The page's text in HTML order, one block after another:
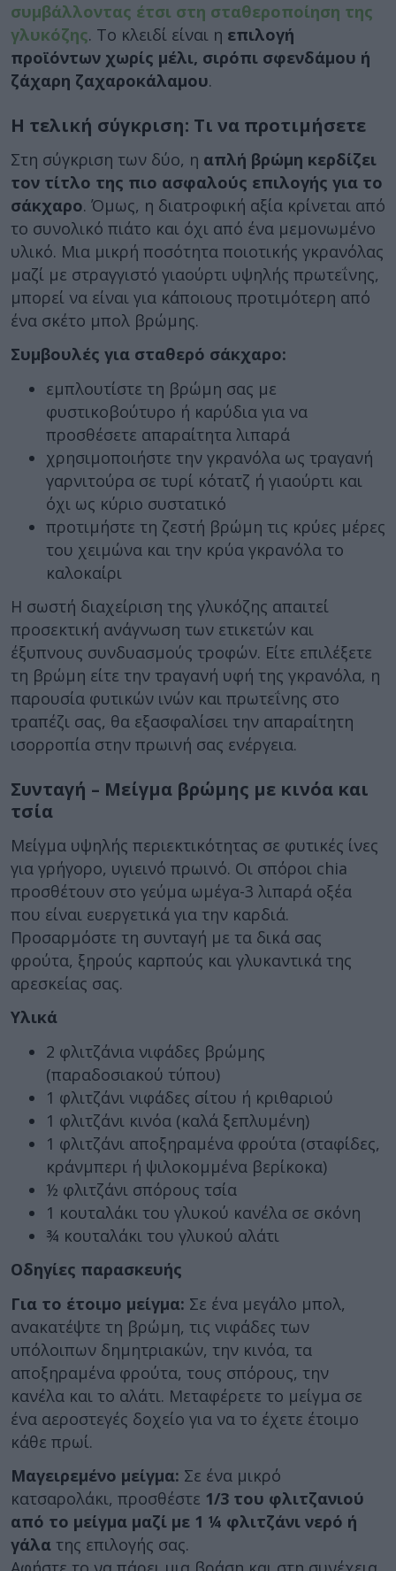
συμβάλλοντας έτσι στη σταθεροποίηση της
γλυκόζης. Το κλειδί είναι η επιλογή
προϊόντων χωρίς μέλι, σιρόπι σφενδάμου ή
ζάχαρη ζαχαροκάλαμου.
Η τελική σύγκριση: Τι να προτιμήσετε
Στη σύγκριση των δύο, η απλή βρώμη κερδίζει
τον τίτλο της πιο ασφαλούς επιλογής για το
σάκχαρο. Όμως, η διατροφική αξία κρίνεται από
το συνολικό πιάτο και όχι από ένα μεμονωμένο
υλικό. Μια μικρή ποσότητα ποιοτικής γκρανόλας
μαζί με στραγγιστό γιαούρτι υψηλής πρωτεΐνης,
μπορεί να είναι για κάποιους προτιμότερη από
ένα σκέτο μπολ βρώμης.
Συμβουλές για σταθερό σάκχαρο:
εμπλουτίστε τη βρώμη σας με
φυστικοβούτυρο ή καρύδια για να
προσθέσετε απαραίτητα λιπαρά
χρησιμοποιήστε την γκρανόλα ως τραγανή
γαρνιτούρα σε τυρί κότατζ ή γιαούρτι και
όχι ως κύριο συστατικό
προτιμήστε τη ζεστή βρώμη τις κρύες μέρες
του χειμώνα και την κρύα γκρανόλα το
καλοκαίρι
Η σωστή διαχείριση της γλυκόζης απαιτεί
προσεκτική ανάγνωση των ετικετών και
έξυπνους συνδυασμούς τροφών. Είτε επιλέξετε
τη βρώμη είτε την τραγανή υφή της γκρανόλα, η
παρουσία φυτικών ινών και πρωτεΐνης στο
τραπέζι σας, θα εξασφαλίσει την απαραίτητη
ισορροπία στην πρωινή σας ενέργεια.
Συνταγή – Μείγμα βρώμης με κινόα και
τσία
Μείγμα υψηλής περιεκτικότητας σε φυτικές ίνες
για γρήγορο, υγιεινό πρωινό. Οι σπόροι chia
προσθέτουν στο γεύμα ωμέγα-3 λιπαρά οξέα
που είναι ευεργετικά για την καρδιά.
Προσαρμόστε τη συνταγή με τα δικά σας
φρούτα, ξηρούς καρπούς και γλυκαντικά της
αρεσκείας σας.
Υλικά
2 φλιτζάνια νιφάδες βρώμης
(παραδοσιακού τύπου)
1 φλιτζάνι νιφάδες σίτου ή κριθαριού
1 φλιτζάνι κινόα (καλά ξεπλυμένη)
1 φλιτζάνι αποξηραμένα φρούτα (σταφίδες,
κράνμπερι ή ψιλοκομμένα βερίκοκα)
½ φλιτζάνι σπόρους τσία
1 κουταλάκι του γλυκού κανέλα σε σκόνη
¾ κουταλάκι του γλυκού αλάτι
Οδηγίες παρασκευής
Για το έτοιμο μείγμα: Σε ένα μεγάλο μπολ,
ανακατέψτε τη βρώμη, τις νιφάδες των
υπόλοιπων δημητριακών, την κινόα, τα
αποξηραμένα φρούτα, τους σπόρους, την
κανέλα και το αλάτι. Μεταφέρετε το μείγμα σε
ένα αεροστεγές δοχείο για να το έχετε έτοιμο
κάθε πρωί.
Μαγειρεμένο μείγμα: Σε ένα μικρό
κατσαρολάκι, προσθέστε 1/3 του φλιτζανιού
από το μείγμα μαζί με 1 ¼ φλιτζάνι νερό ή
γάλα της επιλογής σας.